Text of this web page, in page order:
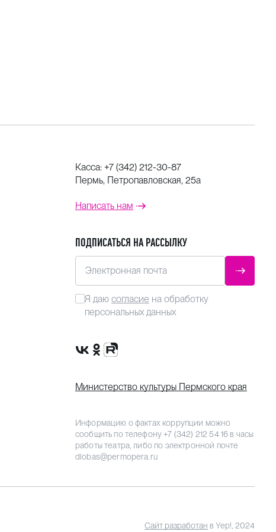
Касса: +7 (342) 212-30-87
Пермь, Петропавловская, 25а
Написать нам
ПОДПИСАТЬСЯ НА РАССЫЛКУ
Электронная почта
Я даю согласие на обработку
персональных данных
Сообщество VK
Группа в одноклассниках
Канал Rutube
Министерство культуры Пермского края
Информацию о фактах коррупции можно
сообщить по телефону+7 (342) 212 54 16 в часы
работы театра, либо по электронной почте
dlobas@permopera.ru
Сайт разработан в Yep!, 2024